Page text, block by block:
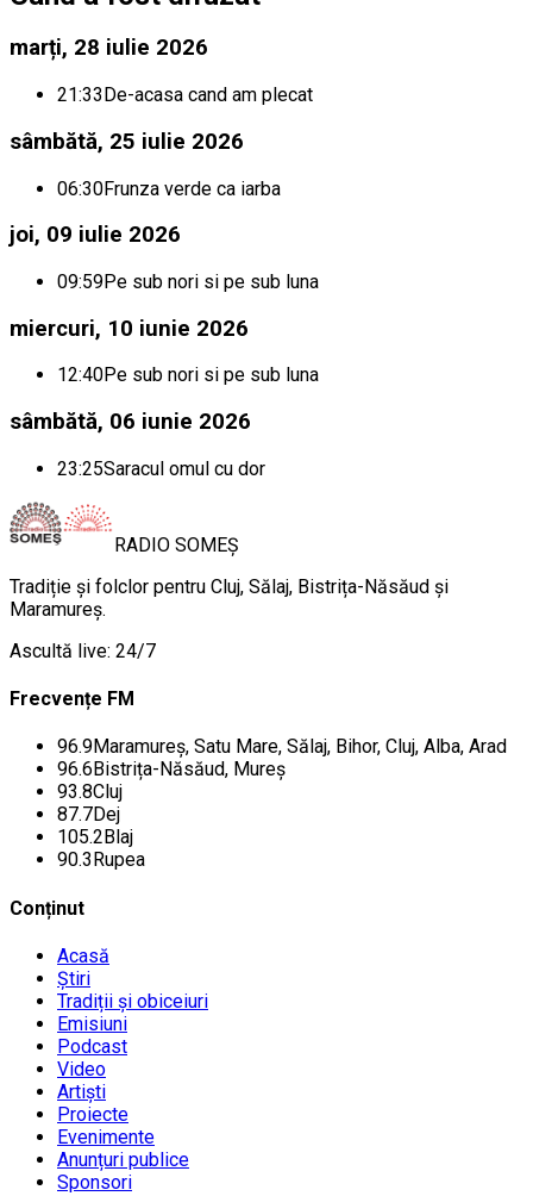
marți, 28 iulie 2026
21:33 De-acasa cand am plecat
sâmbătă, 25 iulie 2026
06:30Frunza verde ca iarba
joi, 09 iulie 2026
09:59Pe sub nori si pe sub luna
miercuri, 10 iunie 2026
12:40Pe sub nori si pe sub luna
sâmbătă, 06 iunie 2026
23:25Saracul omul cu dor
RADIO SOMEȘ
Tradiție și folclor pentru Cluj, Sălaj, Bistrița-Năsăud și
Maramureș.
Ascultă live: 24/7
Frecvențe FM
96.9Maramureș, Satu Mare, Sălaj, Bihor, Cluj, Alba, Arad
96.6 Bistrița-Năsăud, Mureș
93.8Cluj
87.7Dej
105.2 Blaj
90.3 Rupea
Conținut
Acasă
Știri
Tradiții și obiceiuri
Emisiuni
Podcast
Video
Artiști
Proiecte
Evenimente
Anunțuri publice
Sponsori